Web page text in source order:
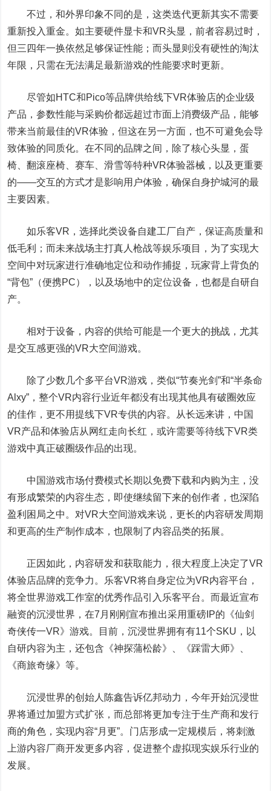
不过，和外界印象不同的是，这类迭代更新其实不需要
重新投入重金。如主要硬件显卡和VR头显，前者容易过时，
但三四年一换依然足够保证性能；而头显则没有硬性的淘汰
年限，只需在无法满足最新游戏的性能要求时更新。
尽管如HTC和Pico等品牌供给线下VR体验店的企业级
产品，参数性能与采购价都远超过市面上消费级产品，能够
带来当前最佳的VR体验，但这在另一方面，也不可避免会导
致体验的同质化。在不同的品牌之间，除了核心头显，蛋
椅、翻滚座椅、赛车、滑雪等特种VR体验器械，以及更重要
的——交互的方式才是影响用户体验，确保自身护城河的最
主要因素。
如乐客VR，选择此类设备自建工厂自产，保证高质量和
低毛利；而未来战场主打真人枪战等娱乐项目，为了实现大
空间中对玩家进行准确地定位和动作捕捉，玩家背上背负的
“背包”（便携PC），以及场地中的定位设备，也都是自研自
产。
相对于设备，内容的供给可能是一个更大的挑战，尤其
是交互感更强的VR大空间游戏。
除了少数几个多平台VR游戏，类似“节奏光剑”和“半条命
Alxy”，整个VR内容行业近年都没有出现其他具有破圈效应
的佳作，更不用提线下VR专供的内容。从长远来讲，中国
VR产品和体验店从网红走向长红，或许需要等待线下VR类
游戏中真正破圈级作品的出现。
中国游戏市场付费模式长期以免费下载和内购为主，没
有形成繁荣的内容生态，即使继续留下来的创作者，也深陷
盈利困局之中。对VR大空间游戏来说，更长的内容研发周期
和更高的生产制作成本，也限制了内容品类的拓展。
正因如此，内容研发和获取能力，很大程度上决定了VR
体验店品牌的竞争力。乐客VR将自身定位为VR内容平台，
将全世界游戏工作室的优秀作品引入乐客平台。而最近宣布
融资的沉浸世界，在7月刚刚宣布推出采用重磅IP的《仙剑
奇侠传一VR》游戏。目前，沉浸世界拥有有11个SKU，以
自研内容为主，还包含《神探蒲松龄》、《踩雷大师》、
《商旅奇缘》等。
沉浸世界的创始人陈鑫告诉亿邦动力，今年开始沉浸世
界将通过加盟方式扩张，而总部将更加专注于生产商和发行
商的角色，实现内容“月更”。门店形成一定规模后，将刺激
上游内容厂商开发更多内容，促进整个虚拟现实娱乐行业的
发展。